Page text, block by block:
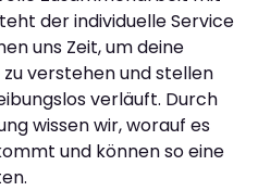
der individuelle Service
uns Zeit, um deine
verstehen und stellen
verläuft. Durch
wissen wir, worauf es
und können so eine